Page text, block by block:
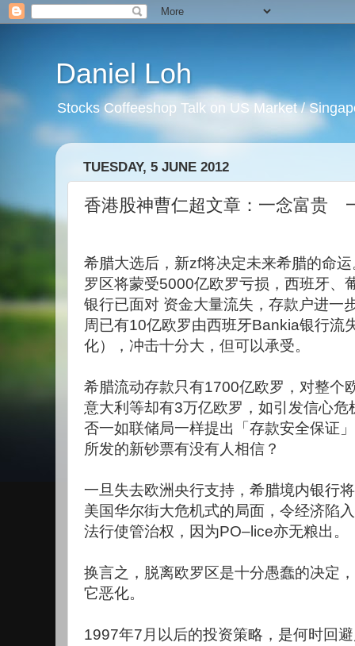
Daniel Loh
Stocks Coffeeshop Talk on US Market /
TUESDAY, 5 JUNE 2012
香港股神曹仁超文章：一念富贵
希腊大选后，新zf将决定未来希腊的命
罗区将蒙受5000亿欧罗亏损，西班牙、
银行已面对 资金大量流失，存款户进一
周已有10亿欧罗由西班牙Bankia银行流
化），冲击十分大，但可以承受。
希腊流动存款只有1700亿欧罗，对整个
意大利等却有3万亿欧罗，如引发信心
否一如联储局一样提出「存款安全保证
所发的新钞票有没有人相信？
一旦失去欧洲央行支持，希腊境内银行
美国华尔街大危机式的局面，令经济陷
法行使管治权，因为PO–lice亦无粮出。
换言之，脱离欧罗区是十分愚蠢的决定
它恶化。
1997年7月以后的投资策略，是何时回